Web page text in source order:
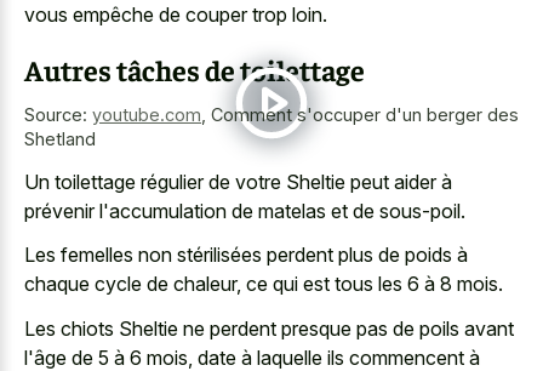
vous empêche de couper trop loin.
Autres tâches de toilettage
Source: youtube.com Comment s'occuper d'un berger des
Shetland
Un toilettage régulier de votre Sheltie peut aider à
prévenir l'accumulation de matelas et de sous-poil.
Les femelles non stérilisées perdent plus de poids à
chaque cycle de chaleur, ce qui est tous les 6 à 8 mois.
Les chiots Sheltie ne perdent presque pas de poils avant
l'âge de 5 à 6 mois, date à laquelle ils commencent à